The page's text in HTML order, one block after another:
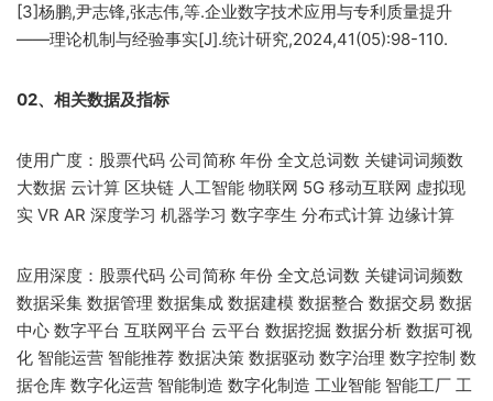
[3]杨鹏,尹志锋,张志伟,等.企业数字技术应用与专利质量提升
——理论机制与经验事实[J].统计研究,2024,41(05):98-110.
02、相关数据及指标
使用广度：股票代码 公司简称 年份 全文总词数 关键词词频数
大数据 云计算 区块链 人工智能 物联网 5G 移动互联网 虚拟现
实 VR AR 深度学习 机器学习 数字孪生 分布式计算 边缘计算
应用深度：股票代码 公司简称 年份 全文总词数 关键词词频数
数据采集 数据管理 数据集成 数据建模 数据整合 数据交易 数据
中心 数字平台 互联网平台 云平台 数据挖掘 数据分析 数据可视
化 智能运营 智能推荐 数据决策 数据驱动 数字治理 数字控制 数
据仓库 数字化运营 智能制造 数字化制造 工业智能 智能工厂 工